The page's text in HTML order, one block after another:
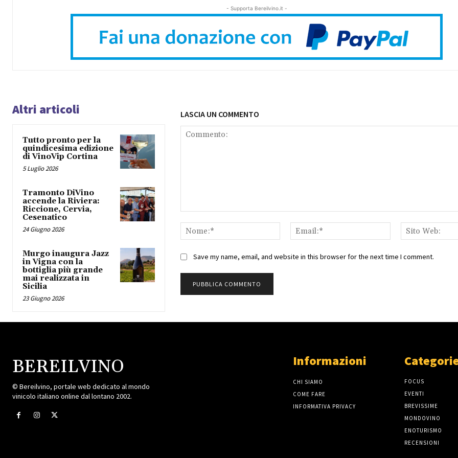
- Supporta Bereilvino.it -
Altri articoli
Tutto pronto per la
quindicesima edizione
di VinoVip Cortina
5 Luglio 2026
Tramonto DiVino
accende la Riviera:
Riccione, Cervia,
Cesenatico
24 Giugno 2026
Murgo inaugura Jazz
in Vigna con la
bottiglia più grande
mai realizzata in
Sicilia
23 Giugno 2026
LASCIA UN COMMENTO
Nome:*
Email:*
Save my name, email, and website in this browser for the next time I comment.
BEREILVINO
© Bereilvino, portale web dedicato al mondo
vinicolo italiano online dal lontano 2002.
Informazioni
CHI SIAMO
COME FARE
INFORMATIVA PRIVACY
FOCUS
EVENTI
BREVISSIME
MONDOVINO
ENOTURISMO
RECENSIONI